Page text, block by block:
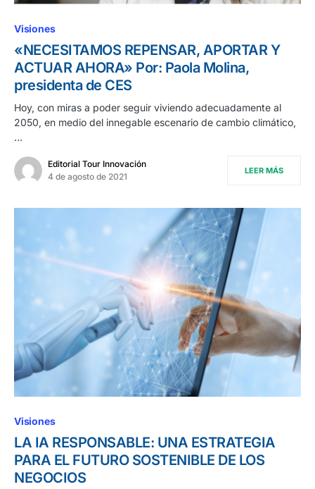
Visiones
«NECESITAMOS REPENSAR, APORTAR Y
ACTUAR AHORA» Por: Paola Molina,
presidenta de CES
Hoy, con miras a poder seguir viviendo adecuadamente al
2050, en medio del innegable escenario de cambio climático,
…
Editorial Tour Innovación
4 de agosto de 2021
LEER MÁS
Visiones
LA IA RESPONSABLE: UNA ESTRATEGIA
PARA EL FUTURO SOSTENIBLE DE LOS
NEGOCIOS